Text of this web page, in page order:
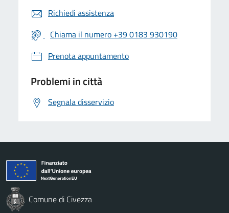
Richiedi assistenza
Chiama il numero +39 0183 930190
Prenota appuntamento
Problemi in città
Segnala disservizio
Comune di Civezza